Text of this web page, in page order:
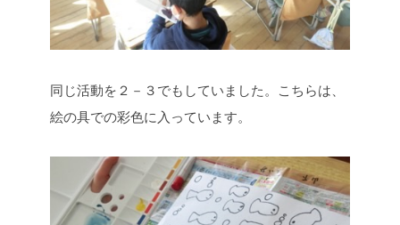
同じ活動を２－３でもしていました。こちらは、
絵の具での彩色に入っています。